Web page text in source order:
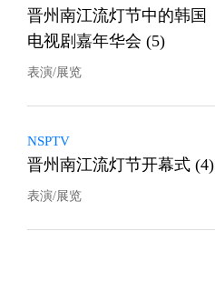
晋州南江流灯节中的韩国
电视剧嘉年华会 (5)
表演/展览
NSPTV
晋州南江流灯节开幕式 (4)
表演/展览